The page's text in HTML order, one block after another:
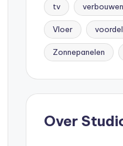
tv verbouwen
Vloer
Zonnepanelen
Over